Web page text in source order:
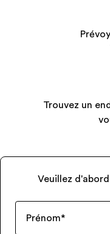
Trouvez un
Veuillez
Prénom*